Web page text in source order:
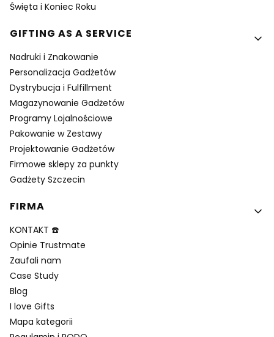
Święta i Koniec Roku
GIFTING AS A SERVICE
Nadruki i Znakowanie
Personalizacja Gadżetów
Dystrybucja i Fulfillment
Magazynowanie Gadżetów
Programy Lojalnościowe
Pakowanie w Zestawy
Projektowanie Gadżetów
Firmowe sklepy za punkty
Gadżety Szczecin
FIRMA
KONTAKT ☎️
Opinie Trustmate
Zaufali nam
Case Study
Blog
I love Gifts
Mapa kategorii